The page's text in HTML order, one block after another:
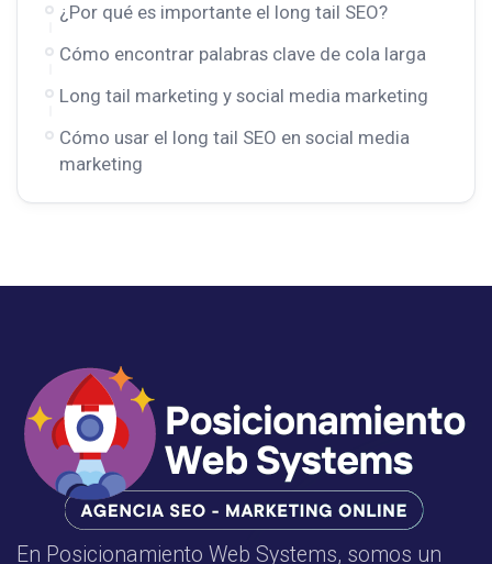
¿Por qué es importante el long tail SEO?
Cómo encontrar palabras clave de cola larga
Long tail marketing y social media marketing
Cómo usar el long tail SEO en social media
marketing
En Posicionamiento Web Systems, somos un